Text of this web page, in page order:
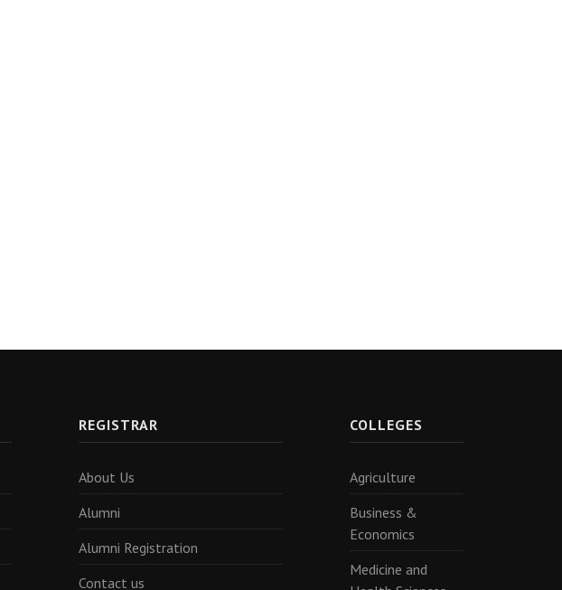
REGISTRAR
About Us
Alumni
Alumni Registration
Contact us
COLLEGES
Agriculture
Business &
Economics
Medicine and